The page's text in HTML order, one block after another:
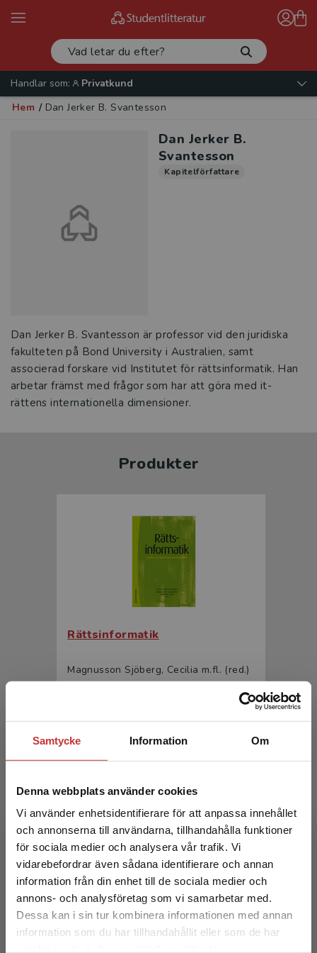
Samtycke Information Om
Denna webbplats använder cookies
Vi använder enhetsidentifierare för att anpassa innehållet
och annonserna till användarna, tillhandahålla funktioner
för sociala medier och analysera vår trafik. Vi
vidarebefordrar även sådana identifierare och annan
information från din enhet till de sociala medier och
annons- och analysföretag som vi samarbetar med.
Dessa kan i sin tur kombinera informationen med annan
information som du har tillhandahållit eller som de har
Begränsad fraktregion
Det verkar som att du besöker
Handlar som:
Privatkund
Hem / Dan Jerker B. Svantesson
Dan Jerker B.
Svantesson
Kapitelförfattare
Dan Jerker B. Svantesson är professor vid den juridiska
fakulteten på Bond University i Australien, samt
associerad forskare vid Institutet för rättsinformatik. Han
arbetar främst med frågor som har att göra med it-
rättens internationella dimensioner.
Produkter
Rättsinformatik
Magnusson Sjöberg, Cecilia m.fl. (red.)
Rättsinformatik
Magnusson Sjöberg, Cecilia m.fl. (red.)
329 krinkl. moms
Exkl. moms: 310 kr